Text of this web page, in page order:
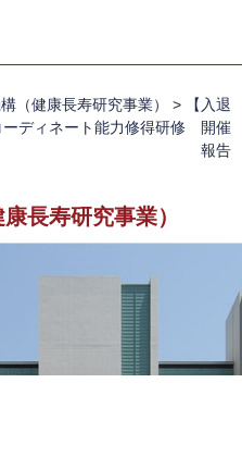
（健康長寿研究事業） >
【入退
ディネート能力修得研修 開催
報告
長寿研究事業）